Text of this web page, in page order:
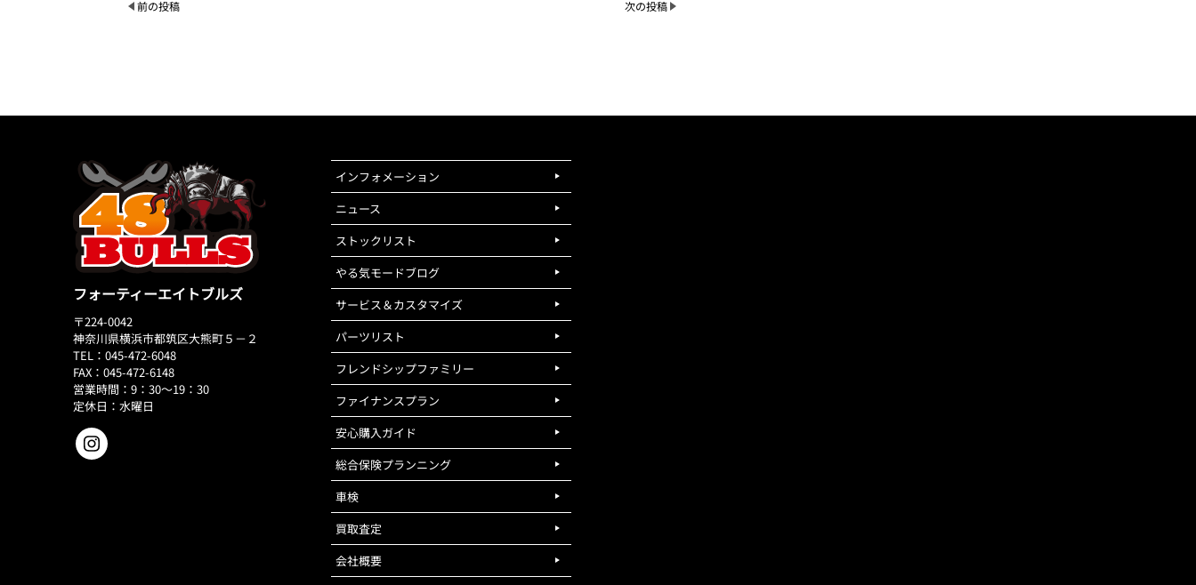
前の投稿 次の投稿
フォーティーエイトブルズ
〒224-0042
神奈川県横浜市都筑区大熊町５－２
TEL：045-472-6048
FAX：045-472-6148
営業時間：9：30～19：30
定休日：水曜日
インフォメーション
ニュース
ストックリスト
やる気モードブログ
サービス＆カスタマイズ
パーツリスト
フレンドシップファミリー
ファイナンスプラン
安心購入ガイド
総合保険プランニング
車検
買取査定
会社概要